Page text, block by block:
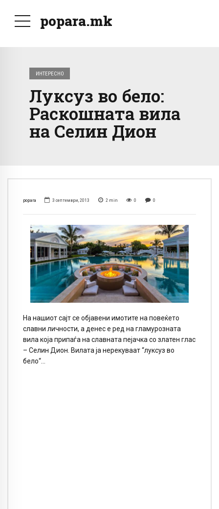
popara.mk
ИНТЕРЕСНО
Луксуз во бело:
Раскошната вила
на Селин Дион
popara 3 септември, 2013 2 min 0 0
На нашиот сајт се објавени имотите на повеќето
славни личности, а денес е ред на гламурозната
вила која припаѓа на славната пејачка со златен глас
– Селин Дион. Вилата ја нерекуваат “луксуз во
бело“…